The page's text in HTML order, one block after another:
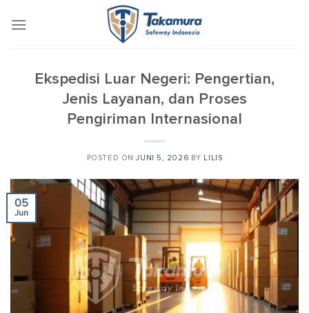
Ekspedisi Luar Negeri: Pengertian,
Jenis Layanan, dan Proses
Pengiriman Internasional
POSTED ONJUNI 5, 2026 BY LILIS
05
Jun